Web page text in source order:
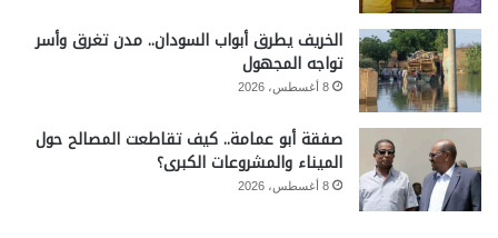
الخريف يطرق أبواب السودان.. مدن تغرق وأسر
تواجه المجهول
8 أغسطس، 2026
صفقة أبو عمامة.. كيف تقاطعت المصالح حول
الميناء والمشروعات الكبرى؟
8 أغسطس، 2026